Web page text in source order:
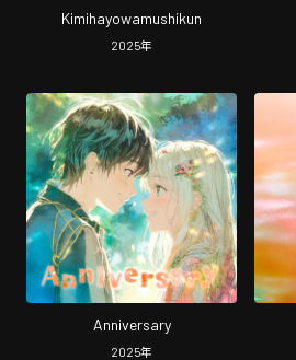
Kimihayowamushikun
2025年
Anniversary
2025年